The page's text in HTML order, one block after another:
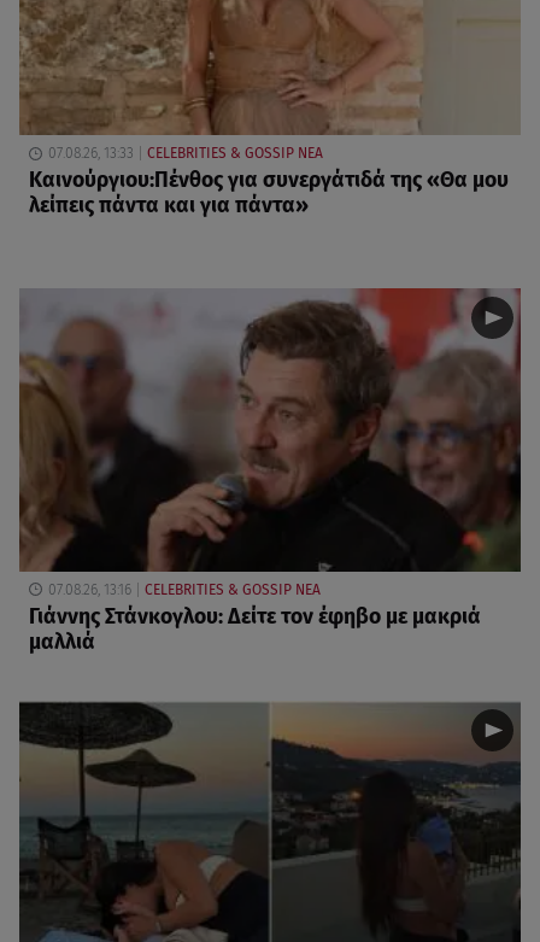
07.08.26, 13:33 CELEBRITIES & GOSSIP ΝΕΑ
Καινούργιου:Πένθος για συνεργάτιδά της «Θα μου
λείπεις πάντα και για πάντα»
07.08.26, 13:16 CELEBRITIES & GOSSIP ΝΕΑ
Γιάννης Στάνκογλου: Δείτε τον έφηβο με μακριά
μαλλιά